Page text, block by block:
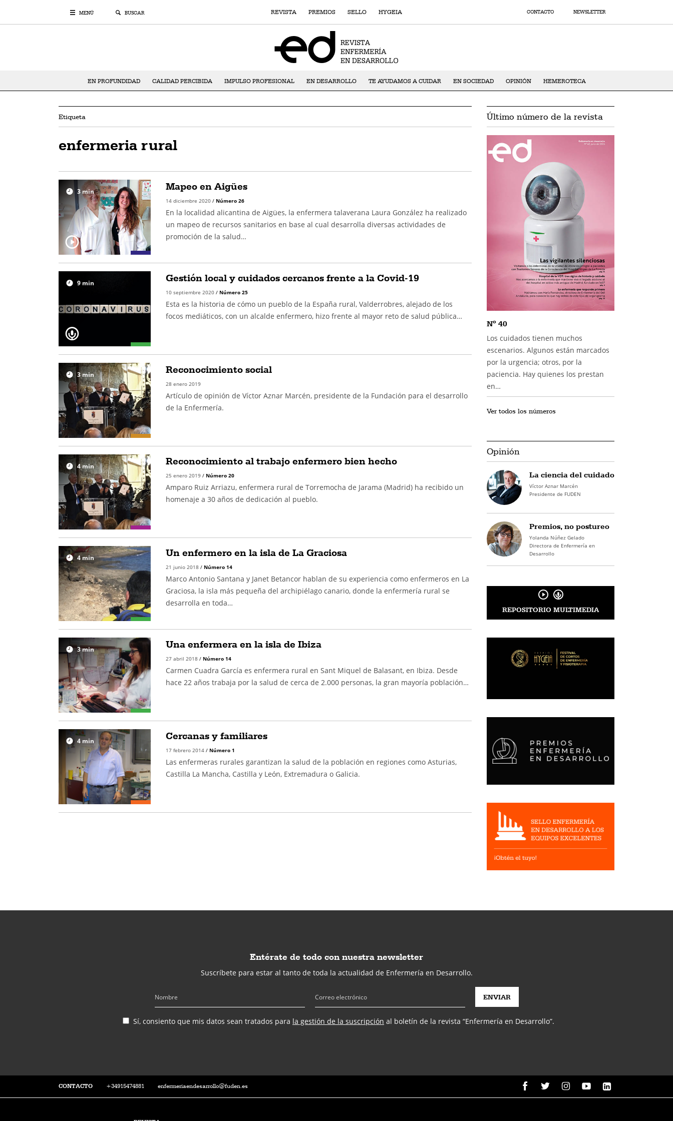
MENÚ BUSCAR REVISTA PREMIOS SELLO HYGEIA CONTACTO NEWSLETTER
EN PROFUNDIDAD CALIDAD PERCIBIDA IMPULSO PROFESIONAL EN DESARROLLO TE AYUDAMOS A CUIDAR EN SOCIEDAD OPINIÓN HEMEROTECA
Etiqueta
enfermeria rural
3min Mapeo en Aigües
14 diciembre 2020 / Número 26
En la localidad alicantina de Aigües, la enfermera talaverana Laura González ha realizado
un mapeo de recursos sanitarios en base al cual desarrolla diversas actividades de
promoción de la salud…
9 min Gestión local y cuidados cercanos frente a la Covid-19
10 septiembre 2020 / Número 25
Esta es la historia de cómo un pueblo de la España rural, Valderrobres, alejado de los
focos mediáticos, con un alcalde enfermero, hizo frente al mayor reto de salud pública…
3min Reconocimiento social
28 enero 2019
Artículo de opinión de Víctor Aznar Marcén, presidente de la Fundación para el desarrollo
de la Enfermería.
4min Reconocimiento al trabajo enfermero bien hecho
25 enero 2019 / Número 20
Amparo Ruiz Arriazu, enfermera rural de Torremocha de Jarama (Madrid) ha recibido un
homenaje a 30 años de dedicación al pueblo.
4min Un enfermero en la isla de La Graciosa
21 junio 2018 / Número 14
Marco Antonio Santana y Janet Betancor hablan de su experiencia como enfermeros en La
Graciosa, la isla más pequeña del archipiélago canario, donde la enfermería rural se
desarrolla en toda…
3min Una enfermera en la isla de Ibiza
27 abril 2018 / Número 14
Carmen Cuadra García es enfermera rural en Sant Miquel de Balasant, en Ibiza. Desde
hace 22 años trabaja por la salud de cerca de 2.000 personas, la gran mayoría población…
4min Cercanas y familiares
17 febrero 2014 / Número 1
Las enfermeras rurales garantizan la salud de la población en regiones como Asturias,
Castilla La Mancha, Castilla y León, Extremadura o Galicia.
Último número de la revista
Nº 40
Los cuidados tienen muchos
escenarios. Algunos están marcados
por la urgencia; otros, por la
paciencia. Hay quienes los prestan
en…
Ver todos los números
Opinión
La ciencia del cuidado
Víctor Aznar Marcén
Presidente de FUDEN
Premios, no postureo
Yolanda Núñez Gelado
Directora de Enfermería en
Desarrollo
REPOSITORIO MULTIMEDIA
Entérate de todo con nuestra newsletter
Suscríbete para estar al tanto de toda la actualidad de Enfermería en Desarrollo.
Sí, consiento que mis datos sean tratados para la gestión de la suscripción al boletín de la revista “Enfermería en Desarrollo”.
CONTACTO +34915474881 enfermeriaendesarrollo@fuden.es